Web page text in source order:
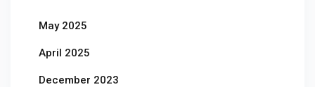
May 2025
April 2025
December 2023